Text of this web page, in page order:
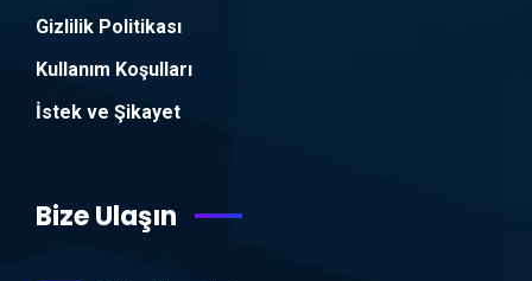
Gizlilik Politikası
Kullanım Koşulları
İstek ve Şikayet
Bize Ulaşın